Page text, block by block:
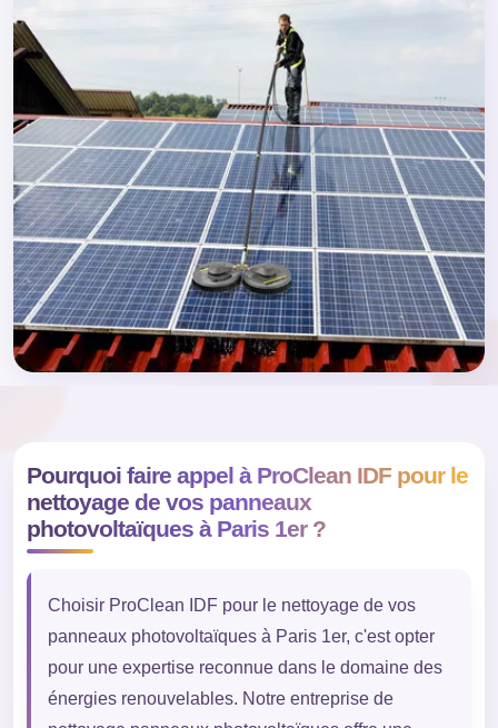
Pourquoi faire appel à ProClean IDF pour le
nettoyage de vos panneaux
photovoltaïques à Paris 1er ?
Choisir ProClean IDF pour le nettoyage de vos
panneaux photovoltaïques à Paris 1er, c'est opter
pour une expertise reconnue dans le domaine des
énergies renouvelables. Notre entreprise de